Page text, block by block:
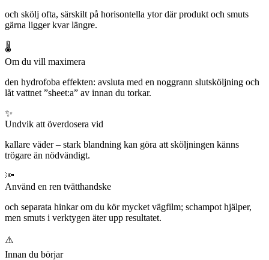
och skölj ofta, särskilt på horisontella ytor där produkt och smuts
gärna ligger kvar längre.
🌡️
Om du vill maximera
den hydrofoba effekten: avsluta med en noggrann slutsköljning och
låt vattnet ”sheet:a” av innan du torkar.
✨
Undvik att överdosera vid
kallare väder – stark blandning kan göra att sköljningen känns
trögare än nödvändigt.
🔦
Använd en ren tvätthandske
och separata hinkar om du kör mycket vägfilm; schampot hjälper,
men smuts i verktygen äter upp resultatet.
⚠️
Innan du börjar